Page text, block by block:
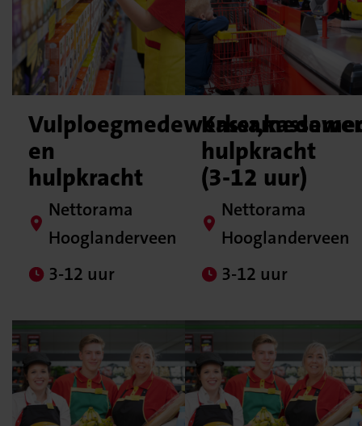
en
hulpkracht
Nettorama
Hooglanderveen
3-12 uur
hulpkracht
(3-12 uur)
Nettorama
Hooglanderveen
3-12 uur